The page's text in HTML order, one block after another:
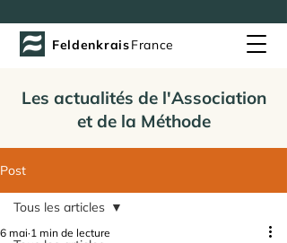
FeldenkraisFrance
Les actualités de l'Association
et de la Méthode
Post
Tous les articles
6 mai 1 min de lecture